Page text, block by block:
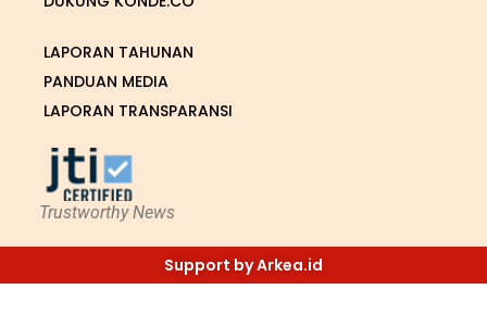
LAPORAN TAHUNAN
PANDUAN MEDIA
LAPORAN TRANSPARANSI
Trustworthy News
Support by Arkea.id